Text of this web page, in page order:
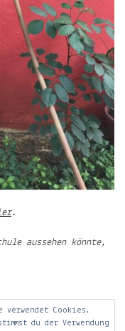
.
aussehen könnte,
verwendet Cookies.
du der Verwendung